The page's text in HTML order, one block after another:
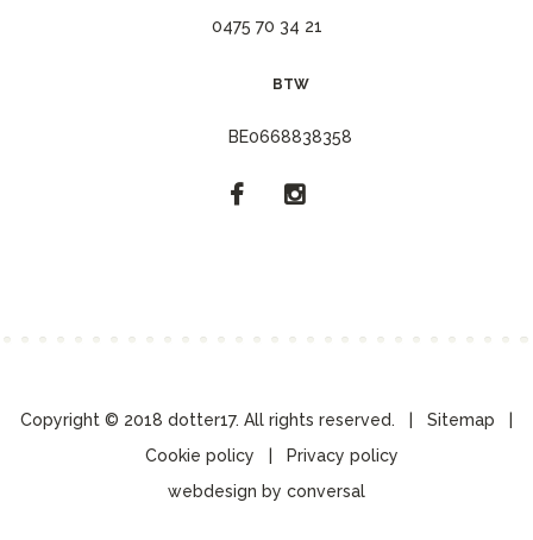
0475 70 34 21
BTW
BE0668838358
Copyright © 2018 dotter17. All rights reserved. | Sitemap
Cookie policy
Privacy policy
webdesign by conversal